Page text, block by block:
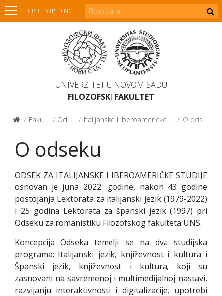
СРП SRP ENG
UNIVERZITET U NOVOM SADU
FILOZOFSKI FAKULTET
Fakultet Odseci Italijanske i iberoameričke studije O odseku
O odseku
ODSEK ZA ITALIJANSKE I IBEROAMERIČKE STUDIJE
osnovan je juna 2022. godine, nakon 43 godine
postojanja Lektorata za italijanski jezik (1979-2022)
i 25 godina Lektorata za španski jezik (1997) pri
Odseku za romanistiku Filozofskog fakulteta UNS.
Koncepcija Odseka temelji se na dva studijska
programa: Italijanski jezik, književnost i kultura i
Španski jezik, književnost i kultura, koji su
zasnovani na savremenoj i multimedijalnoj nastavi,
razvijanju interaktivnosti i digitalizacije, upotrebi